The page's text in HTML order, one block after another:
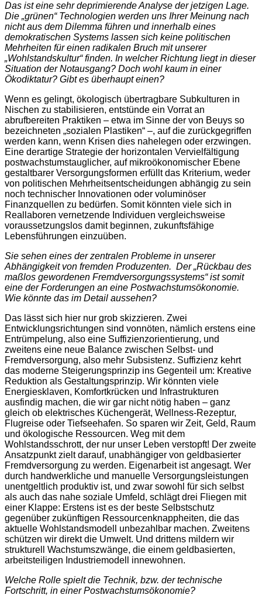
Das ist eine sehr deprimierende Analyse der jetzigen Lage.
Die „grünen“ Technologien werden uns Ihrer Meinung nach
nicht aus dem Dilemma führen und innerhalb eines
demokratischen Systems lassen sich keine politischen
Mehrheiten für einen radikalen Bruch mit unserer
„Wohlstandskultur“ finden. In welcher Richtung liegt in dieser
Situation der Notausgang? Doch wohl kaum in einer
Ökodiktatur? Gibt es überhaupt einen?
Wenn es gelingt, ökologisch übertragbare Subkulturen in
Nischen zu stabilisieren, entstünde ein Vorrat an
abrufbereiten Praktiken – etwa im Sinne der von Beuys so
bezeichneten „sozialen Plastiken“ –, auf die zurückgegriffen
werden kann, wenn Krisen dies nahelegen oder erzwingen.
Eine derartige Strategie der horizontalen Vervielfältigung
postwachstumstauglicher, auf mikroökonomischer Ebene
gestaltbarer Versorgungsformen erfüllt das Kriterium, weder
von politischen Mehrheitsentscheidungen abhängig zu sein
noch technischer Innovationen oder voluminöser
Finanzquellen zu bedürfen. Somit könnten viele sich in
Reallaboren vernetzende Individuen vergleichsweise
voraussetzungslos damit beginnen, zukunftsfähige
Lebensführungen einzuüben.
Sie sehen eines der zentralen Probleme in unserer
Abhängigkeit von fremden Produzenten. Der „Rückbau des
maßlos gewordenen Fremdversorgungssystems“ ist somit
eine der Forderungen an eine Postwachstumsökonomie.
Wie könnte das im Detail aussehen?
Das lässt sich hier nur grob skizzieren. Zwei
Entwicklungsrichtungen sind vonnöten, nämlich erstens eine
Entrümpelung, also eine Suffizienzorientierung, und
zweitens eine neue Balance zwischen Selbst- und
Fremdversorgung, also mehr Subsistenz. Suffizienz kehrt
das moderne Steigerungsprinzip ins Gegenteil um: Kreative
Reduktion als Gestaltungsprinzip. Wir könnten viele
Energiesklaven, Komfortkrücken und Infrastrukturen
ausfindig machen, die wir gar nicht nötig haben – ganz
gleich ob elektrisches Küchengerät, Wellness-Rezeptur,
Flugreise oder Tiefseehafen. So sparen wir Zeit, Geld, Raum
und ökologische Ressourcen. Weg mit dem
Wohlstandsschrott, der nur unser Leben verstopft! Der zweite
Ansatzpunkt zielt darauf, unabhängiger von geldbasierter
Fremdversorgung zu werden. Eigenarbeit ist angesagt. Wer
durch handwerkliche und manuelle Versorgungsleistungen
unentgeltlich produktiv ist, und zwar sowohl für sich selbst
als auch das nahe soziale Umfeld, schlägt drei Fliegen mit
einer Klappe: Erstens ist es der beste Selbstschutz
gegenüber zukünftigen Ressourcenknappheiten, die das
aktuelle Wohlstandsmodell unbezahlbar machen. Zweitens
schützen wir direkt die Umwelt. Und drittens mildern wir
strukturell Wachstumszwänge, die einem geldbasierten,
arbeitsteiligen Industriemodell innewohnen.
Welche Rolle spielt die Technik, bzw. der technische
Fortschritt, in einer Postwachstumsökonomie?